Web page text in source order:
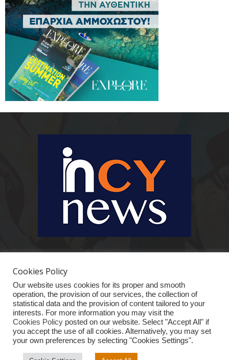
ΑΡΧΙΚΗ ΕΙΔΗΣΕΙΣ ΚΥΠΡΟΣ ΚΟΣΜΟΣ
ΟΙΚΟΝΟΜΙΑ
Cookies Policy
Our website uses cookies for its proper and smooth
operation, the provision of our services, the collection of
statistical data and the provision of content tailored to your
interests. For more information you may visit the
Cookies Policy posted on our website. Select "Accept All" if
you accept the use of all cookies. Alternatively, you may set
your own preferences by selecting "Cookies Settings".